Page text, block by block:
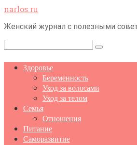
Перейти
контенту
narlos.ru
Женский журнал с полезными
Поиск:
Здоровье
Беременность
Уход за волосами
Уход за телом
Семья
Отношения
Питание
Саморазвитие